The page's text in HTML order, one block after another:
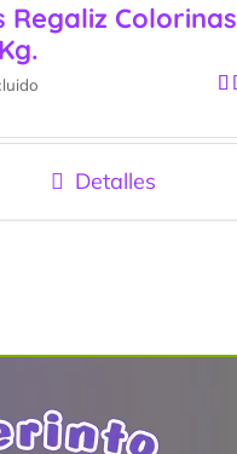
Regaliz Colorinas
5
Detalles